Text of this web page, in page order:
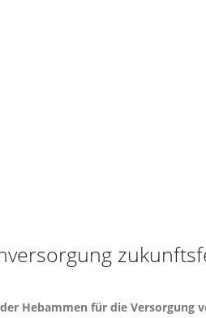
Hebammen für die Versorgung